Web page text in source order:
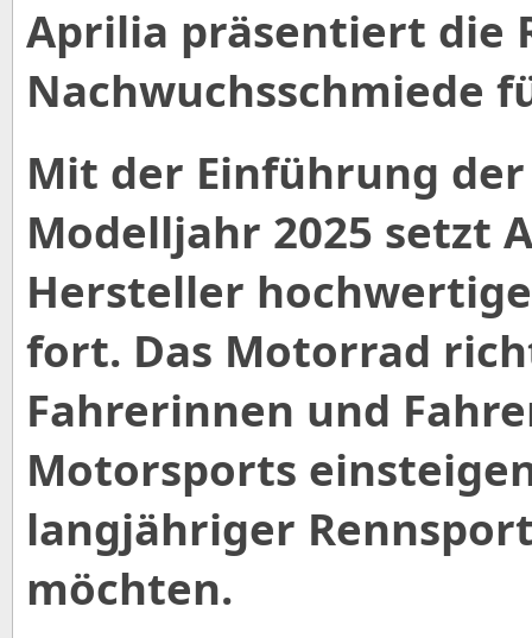
Aprilia präsentiert die
Nachwuchsschmiede
Mit der Einführung der
Modelljahr 2025 setzt
Hersteller
fort. Das Motorrad
Fahrerinnen und
Motorsports
langjähriger
möchten.